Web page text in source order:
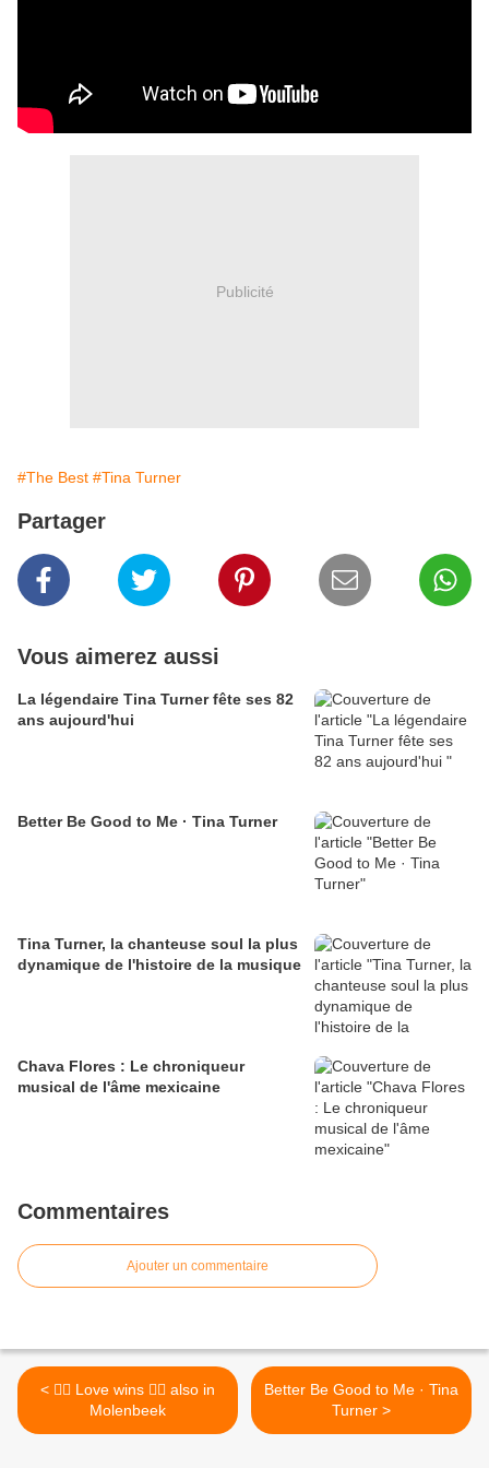
Publicité
#The Best #Tina Turner
Partager
Vous aimerez aussi
La légendaire Tina Turner fête ses 82
ans aujourd'hui
Better Be Good to Me · Tina Turner
Tina Turner, la chanteuse soul la plus
dynamique de l'histoire de la musique
Chava Flores : Le chroniqueur
musical de l'âme mexicaine
Commentaires
Ajouter un commentaire
< 🏳️‍🌈 Love wins 🏳️‍🌈 also in
Molenbeek
Better Be Good to Me · Tina
Turner >